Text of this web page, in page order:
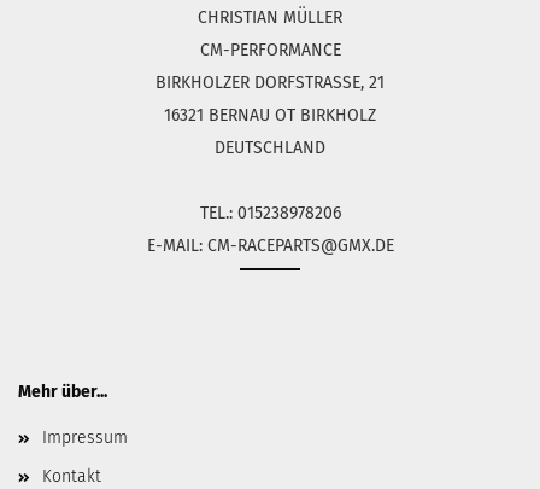
CHRISTIAN MÜLLER
CM-PERFORMANCE
BIRKHOLZER DORFSTRASSE, 21
16321 BERNAU OT BIRKHOLZ
DEUTSCHLAND
TEL.: 015238978206
E-MAIL: CM-RACEPARTS@GMX.DE
Mehr über...
Impressum
Kontakt